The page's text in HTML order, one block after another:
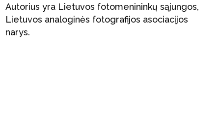
Autorius yra Lietuvos fotomenininkų sąjungos,
Lietuvos analoginės fotografijos asociacijos
narys.